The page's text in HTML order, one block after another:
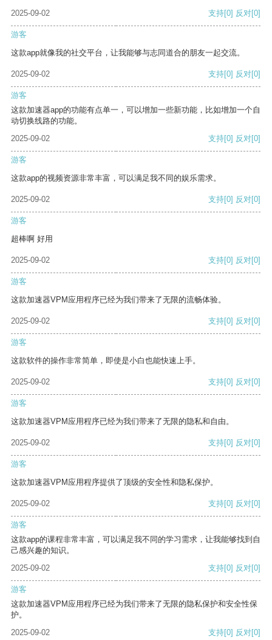
2025-09-02 支持[0] 反对[0]
游客
这款app就像我的社交平台，让我能够与志同道合的朋友一起交流。
2025-09-02 支持[0] 反对[0]
游客
这款加速器app的功能有点单一，可以增加一些新功能，比如增加一个自
动切换线路的功能。
2025-09-02
支持[0] 反对[0]
游客
这款app的视频资源非常丰富，可以满足我不同的娱乐需求。
2025-09-02 支持[0] 反对[0]
游客
超棒啊 好用
2025-09-02 支持[0] 反对[0]
游客
这款加速器VPM应用程序已经为我们带来了无限的流畅体验。
2025-09-02 支持[0] 反对[0]
游客
这款软件的操作非常简单，即使是小白也能快速上手。
2025-09-02 支持[0] 反对[0]
游客
这款加速器VPM应用程序已经为我们带来了无限的隐私和自由。
2025-09-02 支持[0] 反对[0]
游客
这款加速器VPM应用程序提供了顶级的安全性和隐私保护。
2025-09-02 支持[0] 反对[0]
游客
这款app的课程非常丰富，可以满足我不同的学习需求，让我能够找到自
己感兴趣的知识。
2025-09-02
支持[0] 反对[0]
游客
这款加速器VPM应用程序已经为我们带来了无限的隐私保护和安全性保
护。
2025-09-02
支持[0] 反对[0]